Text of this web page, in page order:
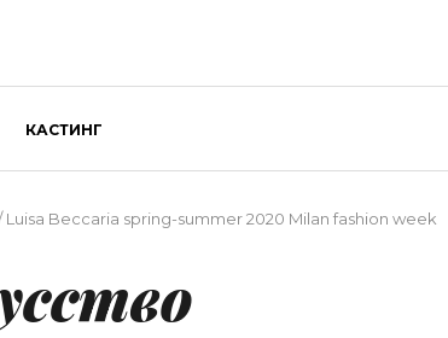
КАСТИНГ
Luisa Beccaria spring-summer 2020 Milan fashion week